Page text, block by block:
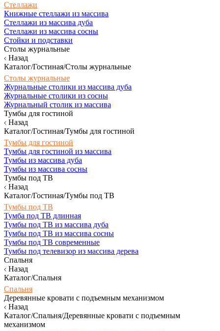
Стеллажи
Книжные стеллажи из массива
Стеллажи из массива дуба
Стеллажи из массива сосны
Стойки и подставки
Столы журнальные
Назад
Каталог/Гостиная/Столы журнальные
Столы журнальные
Журнальные столики из массива дуба
Журнальные столики из сосны
Журнальный столик из массива
Тумбы для гостиной
Назад
Каталог/Гостиная/Тумбы для гостиной
Тумбы для гостиной
Тумбы для гостиной из массива
Тумбы из массива дуба
Тумбы из массива сосны
Тумбы под ТВ
Назад
Каталог/Гостиная/Тумбы под ТВ
Тумбы под ТВ
Тумба под ТВ длинная
Тумбы под ТВ из массива дуба
Тумбы под ТВ из массива сосны
Тумбы под ТВ современные
Тумбы под телевизор из массива дерева
Спальня
Назад
Каталог/Спальня
Спальня
Деревянные кровати с подъемным механизмом
Назад
Каталог/Спальня/Деревянные кровати с подъемным
механизмом